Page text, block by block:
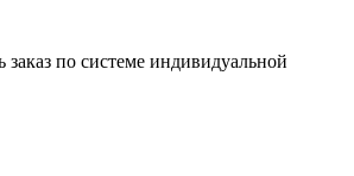
заказ по системе индивидуальной